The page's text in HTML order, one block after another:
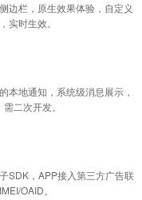
边栏，原生效果体验，自定义
实时生效。
本地通知，系统级消息展示，
二次开发。
SDK，APP接入第三方广告联
OAID。